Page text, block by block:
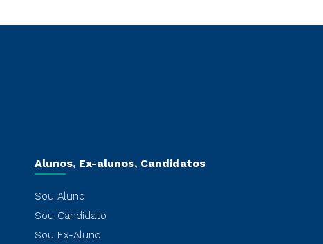
Alunos, Ex-alunos, Candidatos
Sou Aluno
Sou Candidato
Sou Ex-Aluno